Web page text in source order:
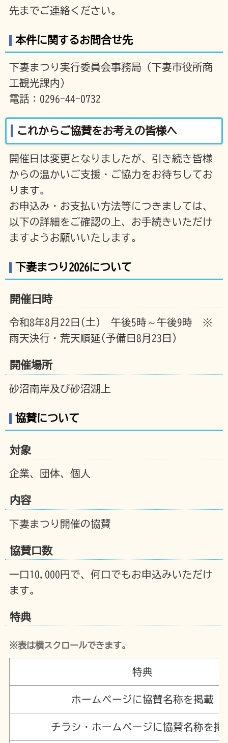
先までご連絡ください。
本件に関するお問合せ先
下妻まつり実行委員会事務局（下妻市役所商
工観光課内）
電話：0296-44-0732
これからご協賛をお考えの皆様へ
開催日は変更となりましたが、引き続き皆様
からの温かいご支援・ご協力をお待ちしてお
ります。
お申込み・お支払い方法等につきましては、
以下の詳細をご確認の上、お手続きいただけ
ますようお願いいたします。
下妻まつり2026について
開催日時
令和8年8月22日(土) 午後5時～午後9時 ※
雨天決行・荒天順延(予備日8月23日)
開催場所
砂沼南岸及び砂沼湖上
協賛について
対象
企業、団体、個人
内容
下妻まつり開催の協賛
協賛口数
一口10,000円で、何口でもお申込みいただけ
ます。
特典
※表は横スクロールできます。
特典
ホームページに協賛名称を掲載
チラシ・ホームページに協賛名称を掲